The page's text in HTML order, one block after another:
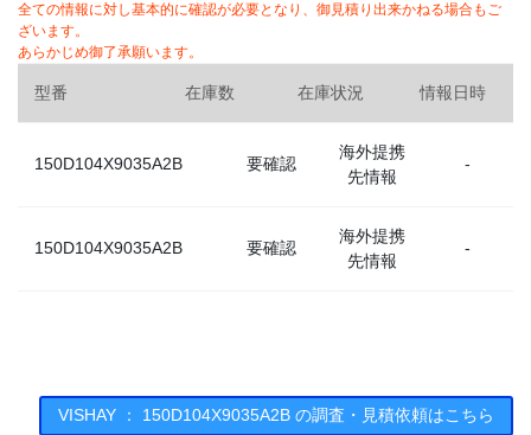
全ての情報に対し基本的に確認が必要となり、御見積り出来かねる場合もご
ざいます。
あらかじめ御了承願います。
型番 在庫数 在庫状況 情報日時
150D104X9035A2B 要確認
海外提携
先情報
-
150D104X9035A2B 要確認
海外提携
先情報
-
VISHAY ： 150D104X9035A2B の調査・見積依頼はこちら